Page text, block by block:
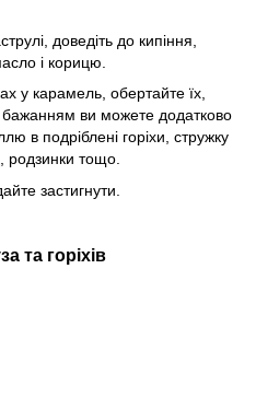
доведіть до кипіння,
і корицю.
у карамель, обертайте їх,
ви можете додатково
в подріблені горіхи, стружку
родзинки тощо.
застигнути.
та горіхів